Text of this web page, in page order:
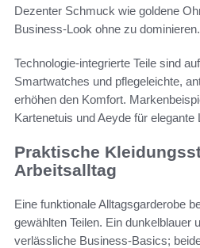
Dezenter Schmuck wie goldene
Business-Look ohne zu dominieren.
Technologie-integrierte Teile sind
Smartwatches und pflegeleichte,
erhöhen den Komfort.
Kartenetuis und Aeyde für elegante
Praktische
Arbeitsalltag
Eine funktionale Alltagsgarderobe
gewählten Teilen. Ein dunkelblauer
verlässliche Business-Basics;